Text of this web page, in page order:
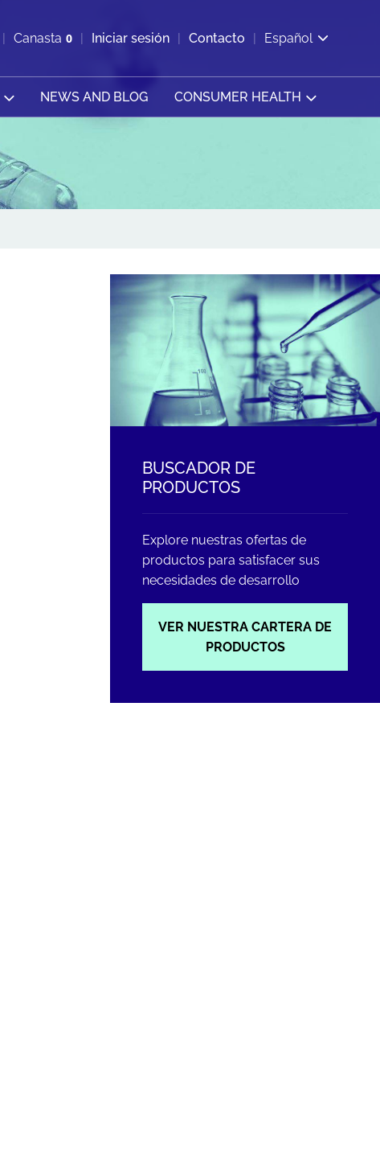
Abrir b&#250;squeda
Canasta 0
Ver carrito
Iniciar sesión Contacto Español
NEWS AND BLOG CONSUMER HEALTH
BUSCADOR DE
PRODUCTOS
Explore nuestras ofertas de
productos para satisfacer sus
necesidades de desarrollo
VER NUESTRA CARTERA DE
PRODUCTOS